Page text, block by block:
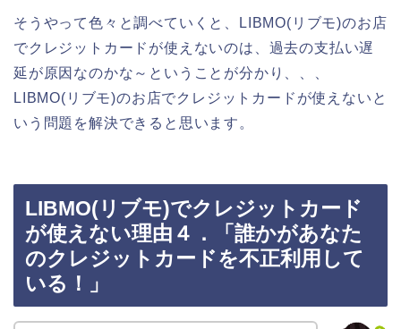
そうやって色々と調べていくと、LIBMO(リブモ)のお店
でクレジットカードが使えないのは、過去の支払い遅
延が原因なのかな～ということが分かり、、、
LIBMO(リブモ)のお店でクレジットカードが使えないと
いう問題を解決できると思います。
LIBMO(リブモ)でクレジットカード
が使えない理由４．「誰かがあなた
のクレジットカードを不正利用して
いる！」